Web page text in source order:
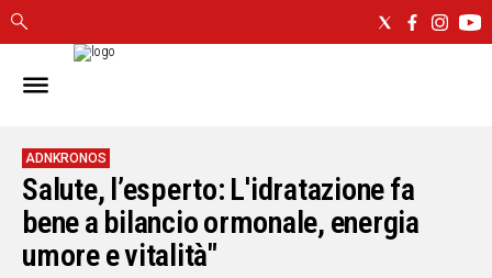
IN
CAGLIARI
SASSARI
NUORO
ORISTANO
SULCIS
ADNKRONOS
Salute, l’esperto: L'idratazione fa
bene a bilancio ormonale, energia
umore e vitalità"